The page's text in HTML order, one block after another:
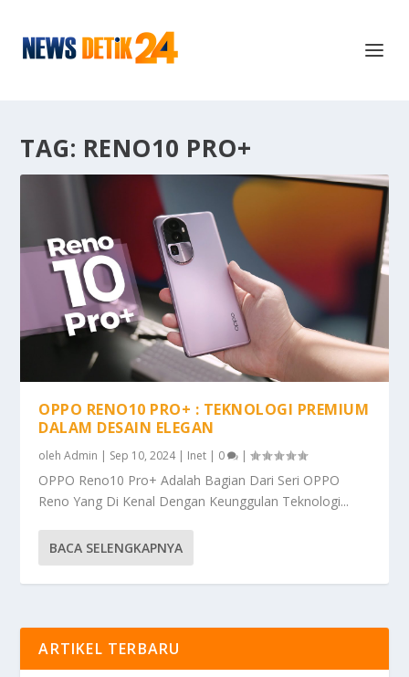
TAG: RENO10 PRO+
OPPO RENO10 PRO+ : TEKNOLOGI PREMIUM
DALAM DESAIN ELEGAN
olehAdmin | Sep 10, 2024| Inet | 0 |
OPPO Reno10 Pro+ Adalah Bagian Dari Seri OPPO
Reno Yang Di Kenal Dengan Keunggulan Teknologi...
BACA SELENGKAPNYA
ARTIKEL TERBARU